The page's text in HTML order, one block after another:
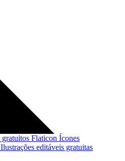
gratuitos Flaticon Ícones
Ilustrações editáveis gratuitas